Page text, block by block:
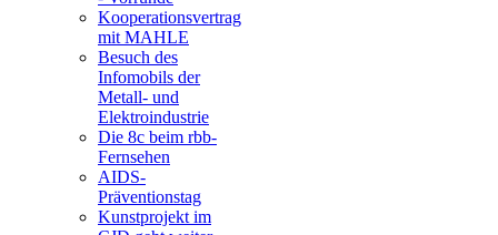
Kooperationsvertrag
mit MAHLE
Besuch des
Infomobils der
Metall- und
Elektroindustrie
Die 8c beim rbb-
Fernsehen
AIDS-
Präventionstag
Kunstprojekt im